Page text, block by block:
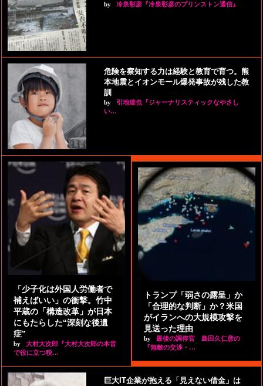
by 冷泉彰彦『冷泉彰彦のプリンストン通信』
危険を察知する力は経験と教育で育つ。熊
本地震とイオンモール爆発事故が残した教
訓
by
引地達也『ジャーナリスティックなやさし
い…
「少子化は外国人労働者で
補えばいい」の衝撃。竹中
平蔵の「構造改革」が日本
にもたらした“深刻な後遺
症”
by
大村大次郎『大村大次郎の本音
で役に立つ税…
トランプ「弱さの露呈」か
「合理的な判断」か？米国
がイランへの大規模攻撃を
見送った理由
by
最後の調停官 島田久仁彦の
『無敵の交渉・…
巨大IT企業が抱える「見えない借金」は